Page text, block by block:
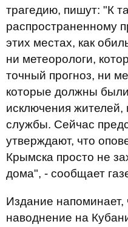
трагедию, пишут: "К
распространенному
этих местах, как
ни метеорологи,
точный прогноз, ни
которые должны
исключения
службы. Сейчас
утверждают, что
Крымска просто не
дома", - сообщает
Издание напоминает,
наводнение на